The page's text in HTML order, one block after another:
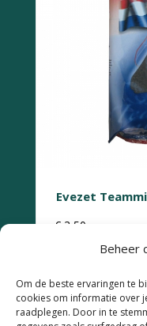
Beheer
Om de beste ervaringen te
cookies om informatie over
raadplegen. Door in te
Evezet
€ 3,50